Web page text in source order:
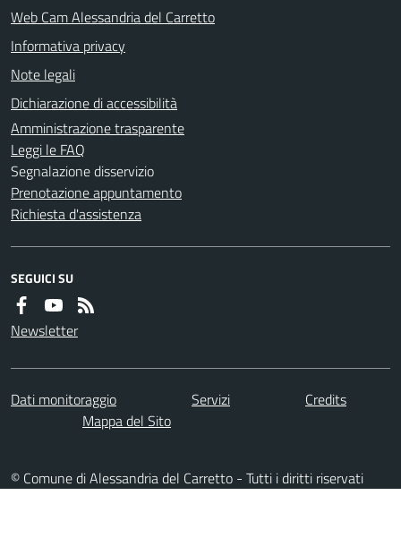
Web Cam Alessandria del Carretto
Informativa privacy
Note legali
Dichiarazione di accessibilità
Amministrazione trasparente
Leggi le FAQ
Segnalazione disservizio
Prenotazione appuntamento
Richiesta d'assistenza
SEGUICI SU
Newsletter
Dati monitoraggio Servizi
Credits
Mappa del Sito
© Comune di Alessandria del Carretto - Tutti i diritti riservati